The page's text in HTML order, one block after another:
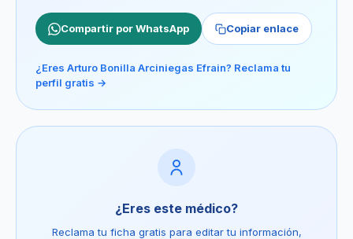
Compartir por WhatsApp Copiar enlace
¿Eres Arturo Bonilla Arciniegas Efrain? Reclama tu
perfil gratis →
¿Eres este médico?
Reclama tu ficha gratis para editar tu información,